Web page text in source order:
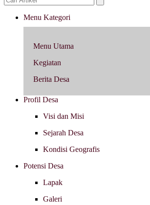
Menu Kategori
Menu Utama
Kegiatan
Berita Desa
Profil Desa
Visi dan Misi
Sejarah Desa
Kondisi Geografis
Potensi Desa
Lapak
Galeri